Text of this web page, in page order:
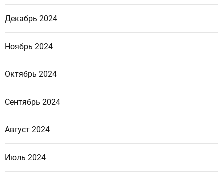
Декабрь 2024
Ноябрь 2024
Октябрь 2024
Сентябрь 2024
Август 2024
Июль 2024